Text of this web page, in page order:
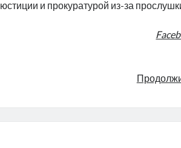
юстиции и прокуратурой из-за